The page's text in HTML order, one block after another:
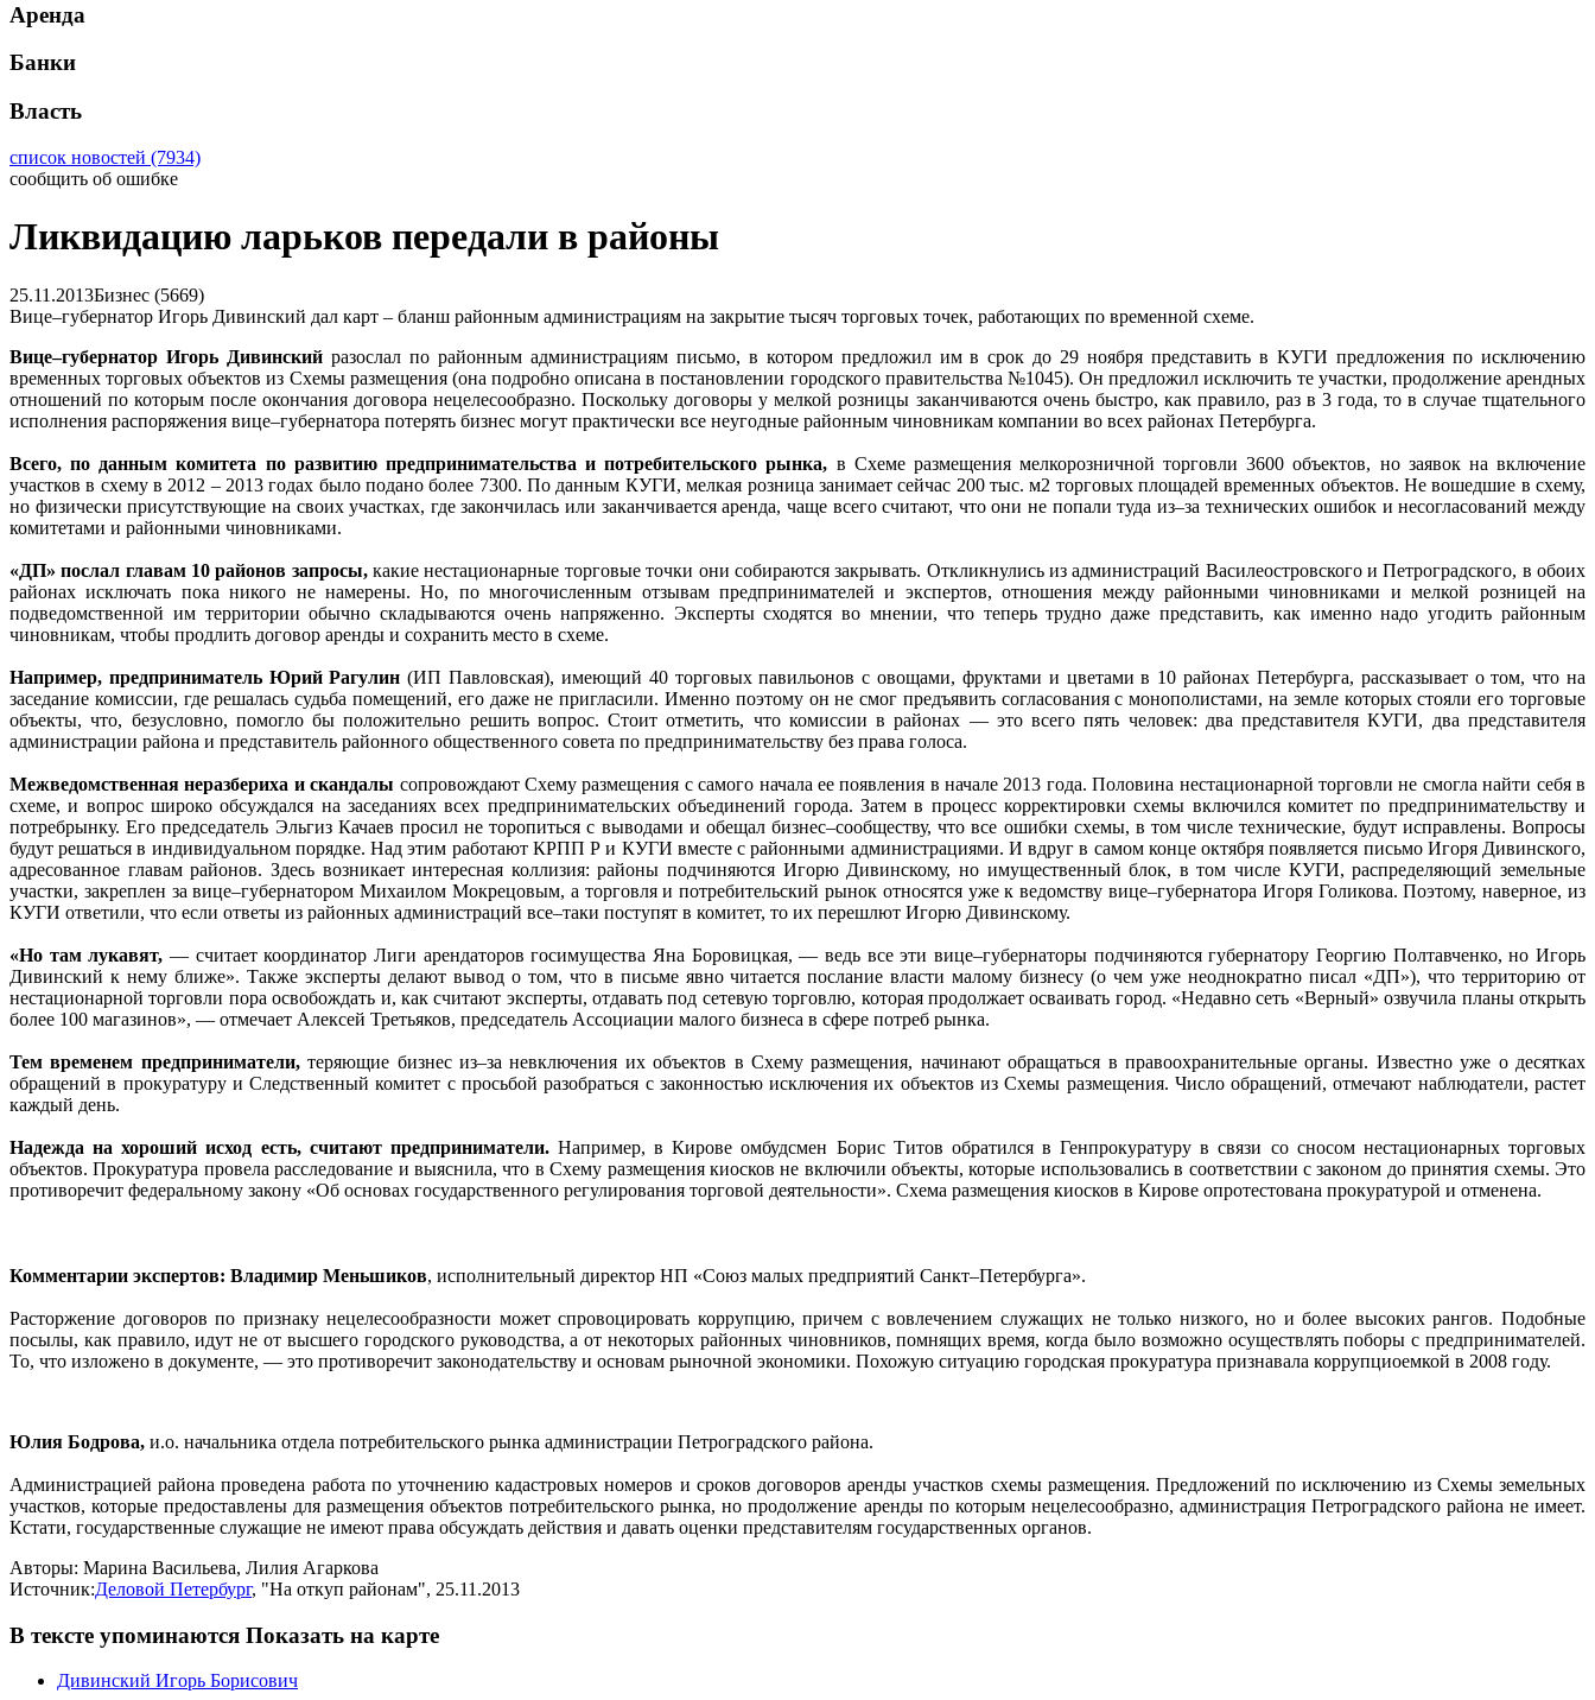
Аренда
Банки
Власть
список новостей (7934)
сообщить об ошибке
Ликвидацию ларьков передали в районы
25.11.2013Бизнес (5669)
Вице–губернатор Игорь Дивинский дал карт – бланш районным администрациям на закрытие тысяч торговых точек, работающих по временной схеме.
Вице–губернатор Игорь Дивинский разослал по районным администрациям письмо, в котором предложил им в срок до 29 ноября представить в КУГИ предложения по исключению
временных торговых объектов из Схемы размещения (она подробно описана в постановлении городского правительства №1045). Он предложил исключить те участки, продолжение арендных
отношений по которым после окончания договора нецелесообразно. Поскольку договоры у мелкой розницы заканчиваются очень быстро, как правило, раз в 3 года, то в случае тщательного
исполнения распоряжения вице–губернатора потерять бизнес могут практически все неугодные районным чиновникам компании во всех районах Петербурга.
Всего, по данным комитета по развитию предпринимательства и потребительского рынка, в Схеме размещения мелкорозничной торговли 3600 объектов, но заявок на включение
участков в схему в 2012 – 2013 годах было подано более 7300. По данным КУГИ, мелкая розница занимает сейчас 200 тыс. м2 торговых площадей временных объектов. Не вошедшие в схему,
но физически присутствующие на своих участках, где закончилась или заканчивается аренда, чаще всего считают, что они не попали туда из–за технических ошибок и несогласований между
комитетами и районными чиновниками.
«ДП» послал главам 10 районов запросы,какие нестационарные торговые точки они собираются закрывать. Откликнулись из администраций Василеостровского и Петроградского, в обоих
районах исключать пока никого не намерены. Но, по многочисленным отзывам предпринимателей и экспертов, отношения между районными чиновниками и мелкой розницей на
подведомственной им территории обычно складываются очень напряженно. Эксперты сходятся во мнении, что теперь трудно даже представить, как именно надо угодить районным
чиновникам, чтобы продлить договор аренды и сохранить место в схеме.
Например, предприниматель Юрий Рагулин (ИП Павловская), имеющий 40 торговых павильонов с овощами, фруктами и цветами в 10 районах Петербурга, рассказывает о том, что на
заседание комиссии, где решалась судьба помещений, его даже не пригласили. Именно поэтому он не смог предъявить согласования с монополистами, на земле которых стояли его торговые
объекты, что, безусловно, помогло бы положительно решить вопрос. Стоит отметить, что комиссии в районах — это всего пять человек: два представителя КУГИ, два представителя
администрации района и представитель районного общественного совета по предпринимательству без права голоса.
Межведомственная неразбериха и скандалы сопровождают Схему размещения с самого начала ее появления в начале 2013 года. Половина нестационарной торговли не смогла найти себя в
схеме, и вопрос широко обсуждался на заседаниях всех предпринимательских объединений города. Затем в процесс корректировки схемы включился комитет по предпринимательству и
потребрынку. Его председатель Эльгиз Качаев просил не торопиться с выводами и обещал бизнес–сообществу, что все ошибки схемы, в том числе технические, будут исправлены. Вопросы
будут решаться в индивидуальном порядке. Над этим работают КРПП Р и КУГИ вместе с районными администрациями. И вдруг в самом конце октября появляется письмо Игоря Дивинского,
адресованное главам районов. Здесь возникает интересная коллизия: районы подчиняются Игорю Дивинскому, но имущественный блок, в том числе КУГИ, распределяющий земельные
участки, закреплен за вице–губернатором Михаилом Мокрецовым, а торговля и потребительский рынок относятся уже к ведомству вице–губернатора Игоря Голикова. Поэтому, наверное, из
КУГИ ответили, что если ответы из районных администраций все–таки поступят в комитет, то их перешлют Игорю Дивинскому.
«Но там лукавят, — считает координатор Лиги арендаторов госимущества Яна Боровицкая, — ведь все эти вице–губернаторы подчиняются губернатору Георгию Полтавченко, но Игорь
Дивинский к нему ближе». Также эксперты делают вывод о том, что в письме явно читается послание власти малому бизнесу (о чем уже неоднократно писал «ДП»), что территорию от
нестационарной торговли пора освобождать и, как считают эксперты, отдавать под сетевую торговлю, которая продолжает осваивать город. «Недавно сеть «Верный» озвучила планы открыть
более 100 магазинов», — отмечает Алексей Третьяков, председатель Ассоциации малого бизнеса в сфере потреб рынка.
Тем временем предприниматели,теряющие бизнес из–за невключения их объектов в Схему размещения, начинают обращаться в правоохранительные органы. Известно уже о десятках
обращений в прокуратуру и Следственный комитет с просьбой разобраться с законностью исключения их объектов из Схемы размещения. Число обращений, отмечают наблюдатели, растет
каждый день.
Надежда на хороший исход есть, считают предприниматели. Например, в Кирове омбудсмен Борис Титов обратился в Генпрокуратуру в связи со сносом нестационарных торговых
объектов. Прокуратура провела расследование и выяснила, что в Схему размещения киосков не включили объекты, которые использовались в соответствии с законом до принятия схемы. Это
противоречит федеральному закону «Об основах государственного регулирования торговой деятельности». Схема размещения киосков в Кирове опротестована прокуратурой и отменена.
Комментарии экспертов: Владимир Меньшиков, исполнительный директор НП «Союз малых предприятий Санкт–Петербурга».
Расторжение договоров по признаку нецелесообразности может спровоцировать коррупцию, причем с вовлечением служащих не только низкого, но и более высоких рангов. Подобные
посылы, как правило, идут не от высшего городского руководства, а от некоторых районных чиновников, помнящих время, когда было возможно осуществлять поборы с предпринимателей.
То, что изложено в документе, — это противоречит законодательству и основам рыночной экономики. Похожую ситуацию городская прокуратура признавала коррупциоемкой в 2008 году.
Юлия Бодрова, и.о. начальника отдела потребительского рынка администрации Петроградского района.
Администрацией района проведена работа по уточнению кадастровых номеров и сроков договоров аренды участков схемы размещения. Предложений по исключению из Схемы земельных
участков, которые предоставлены для размещения объектов потребительского рынка, но продолжение аренды по которым нецелесообразно, администрация Петроградского района не имеет.
Кстати, государственные служащие не имеют права обсуждать действия и давать оценки представителям государственных органов.
Авторы: Марина Васильева, Лилия Агаркова
Источник:Деловой Петербург, "На откуп районам", 25.11.2013
В тексте упоминаются Показать на карте
Дивинский Игорь Борисович